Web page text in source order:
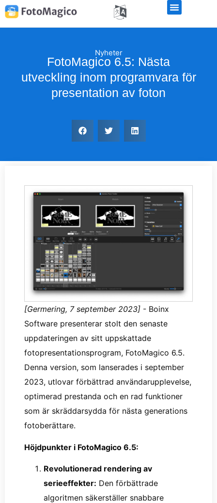
Nyheter
FotoMagico 6.5: Nästa
utveckling inom programvara för
presentation av foton
[Germering, 7 september 2023] - Boinx
Software presenterar stolt den senaste
uppdateringen av sitt uppskattade
fotopresentationsprogram, FotoMagico 6.5.
Denna version, som lanserades i september
2023, utlovar förbättrad användarupplevelse,
optimerad prestanda och en rad funktioner
som är skräddarsydda för nästa generations
fotoberättare.
Höjdpunkter i FotoMagico 6.5:
Revolutionerad rendering av
serieeffekter: Den förbättrade
algoritmen säkerställer snabbare